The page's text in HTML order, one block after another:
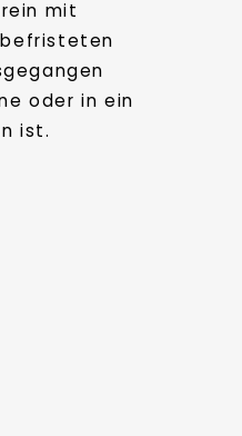
mit
oder in ein
ist.